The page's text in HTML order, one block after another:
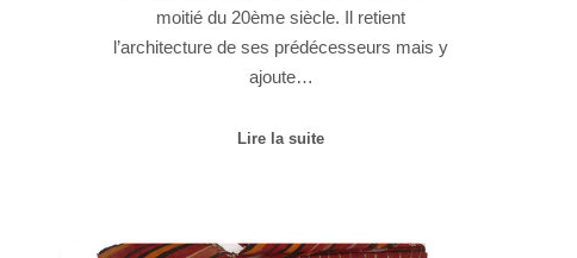
moitié du 20ème siècle. Il retient
l’architecture de ses prédécesseurs mais y
ajoute…
Lire la suite